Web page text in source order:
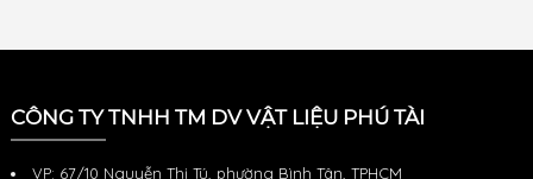
CÔNG TY TNHH TM DV VẬT LIỆU PHÚ TÀI
VP: 67/10 Nguyễn Thị Tú, phường Bình Tân, TPHCM